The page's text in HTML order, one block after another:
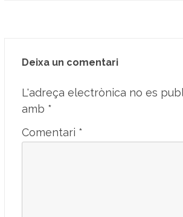
Deixa un comentari
L'adreça electrònica no es
amb *
Comentari *